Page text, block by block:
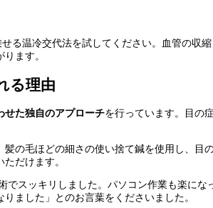
る温冷交代法を試してください。血管の
ます。
る理由
せた独自のアプローチを行っています。目の
の毛ほどの細さの使い捨て鍼を使用し、
だけます。
スッキリしました。パソコン作業も楽に
ました」とのお言葉をくださいました。